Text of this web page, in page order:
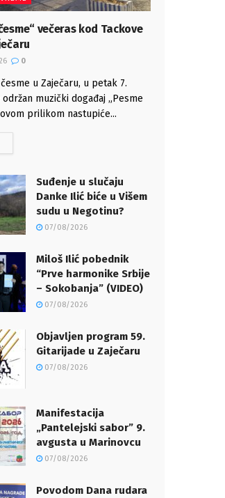
večeras kod Tackove
0
u Zaječaru, u petak 7.
muzički događaj „Pesme
prilikom nastupiće...
Suđenje u slučaju
Danke Ilić biće u Višem
sudu u Negotinu?
07/08/2026
Miloš Ilić pobednik
“Prve harmonike Srbije
– Sokobanja” (VIDEO)
07/08/2026
Objavljen program 59.
Gitarijade u Zaječaru
07/08/2026
Manifestacija
„Pantelejski sabor” 9.
avgusta u Marinovcu
07/08/2026
Povodom Dana rudara